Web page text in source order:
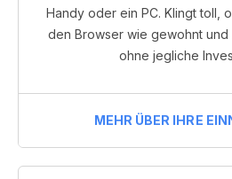
Handy oder ein PC. Klingt toll,
den Browser wie gewohnt und
ohne jegliche
MEHR ÜBER IHRE